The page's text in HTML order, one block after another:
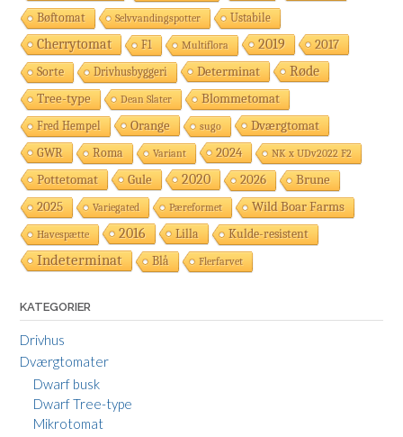
Bøftomat Selvvandingspotter Ustabile
Cherrytomat F1 Multiflora 2019 2017
Sorte Drivhusbyggeri Determinat Røde
Tree-type Dean Slater Blommetomat
Fred Hempel Orange sugo Dværgtomat
GWR Roma Variant 2024 NK x UDv2022 F2
Pottetomat Gule 2020 2026
Brune
2025
Variegated Pæreformet Wild Boar Farms
Havespætte 2016 Lilla Kulde-resistent
Indeterminat Blå Flerfarvet
KATEGORIER
Drivhus
Dværgtomater
Dwarf busk
Dwarf Tree-type
Mikrotomat